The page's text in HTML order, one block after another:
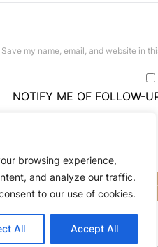
browsing experience,
and analyze our traffic.
to our use of cookies.
All Accept All
Save my name, email, and website in
NOTIFY ME OF FOLLOW-
NOTIFY ME OF